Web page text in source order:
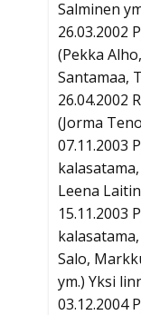
Salminen
26.03.2002
(Pekka
Santamaa,
26.04.2002
(Jorma
07.11.2003
Leena
15.11.2003
Salo,
ym.) Yksi
03.12.2004